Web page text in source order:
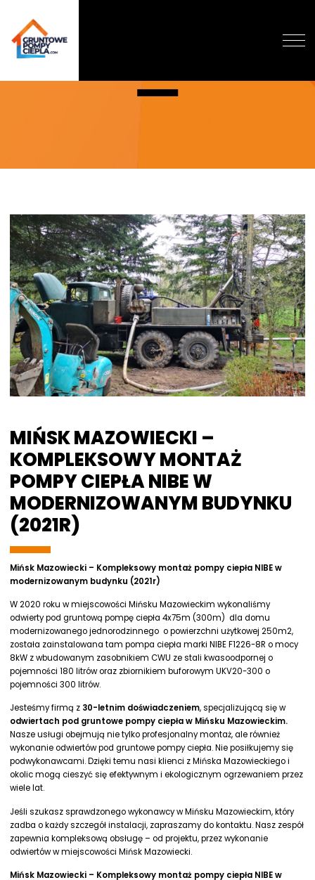
O NAS
DOFINANSOWANIE
WYCENA
BLOG
KONTAKT
MIŃSK MAZOWIECKI –
KOMPLEKSOWY MONTAŻ
POMPY CIEPŁA NIBE W
MODERNIZOWANYM BUDYNKU
(2021R)
Mińsk Mazowiecki – Kompleksowy montaż pompy ciepła NIBE w
modernizowanym budynku (2021r)
W 2020 roku w miejscowości Mińsku Mazowieckim wykonaliśmy
odwierty pod gruntową pompę ciepła 4x75m (300m) dla domu
modernizowanego jednorodzinnego o powierzchni użytkowej 250m2,
została zainstalowana tam pompa ciepła marki NIBE F1226-8R o mocy
8kW z wbudowanym zasobnikiem CWU ze stali kwasoodpornej o
pojemności 180 litrów oraz zbiornikiem buforowym UKV20-300 o
pojemności 300 litrów.
Jesteśmy firmą z 30-letnim doświadczeniem, specjalizującą się w
odwiertach pod gruntowe pompy ciepła w Mińsku Mazowieckim.
Nasze usługi obejmują nie tylko profesjonalny montaż, ale również
wykonanie odwiertów pod gruntowe pompy ciepła. Nie posiłkujemy się
podwykonawcami. Dzięki temu nasi klienci z Mińska Mazowieckiego i
okolic mogą cieszyć się efektywnym i ekologicznym ogrzewaniem przez
wiele lat.
Jeśli szukasz sprawdzonego wykonawcy w Mińsku Mazowieckim, który
zadba o każdy szczegół instalacji, zapraszamy do kontaktu. Nasz zespół
zapewnia kompleksową obsługę – od projektu, przez wykonanie
odwiertów w miejscowości Mińsk Mazowiecki.
Mińsk Mazowiecki – Kompleksowy montaż pompy ciepła NIBE w